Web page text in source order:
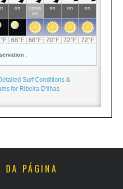
Surf Conditions &
for Ribeira D'ilhas
DA PÁGINA